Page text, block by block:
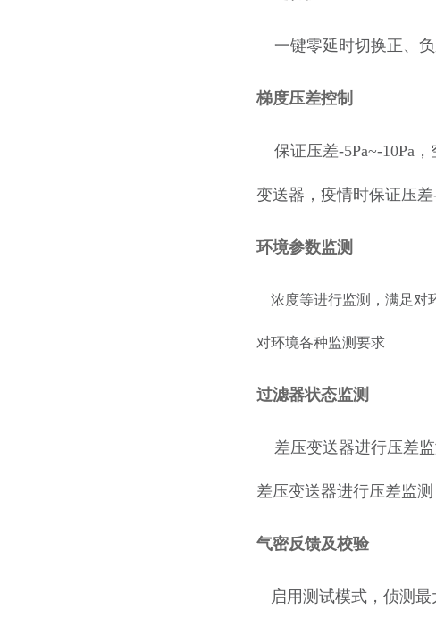
一键零延时切换正、负
梯度压差控制
保证压差-5Pa~-10Pa
变送器，疫情时保证压差
环境参数监测
浓度等进行监测，满足对
对环境各种监测要求
过滤器状态监测
差压变送器进行压差监
差压变送器进行压差监测
气密反馈及校验
启用测试模式，侦测